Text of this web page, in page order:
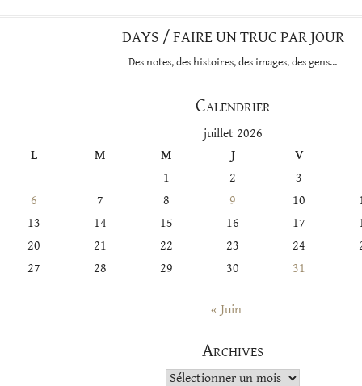
DAYS / FAIRE UN TRUC PAR JOUR
Des notes, des histoires, des images, des gens…
Calendrier
juillet 2026
L
M M J
V
1
2
3
6
7 8 9 10
13
14 15 16 17
20
21 22 23 24
27
28 29 30 31
« Juin
Archives
Archives